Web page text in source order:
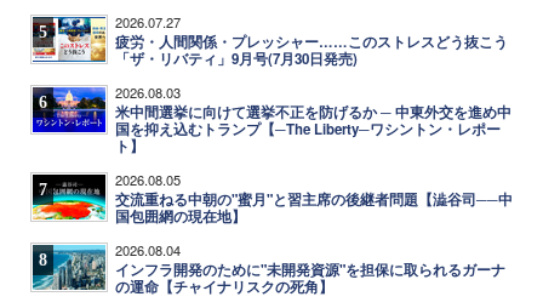
5 2026.07.27
疲労・人間関係・プレッシャー……このストレスどう抜こう
「ザ・リバティ」9月号(7月30日発売)
6 2026.08.03
米中間選挙に向けて選挙不正を防げるか ─ 中東外交を進め中
国を抑え込むトランプ【─The Liberty─ワシントン・レポー
ト】
7 2026.08.05
交流重ねる中朝の"蜜月"と習主席の後継者問題【澁谷司──中
国包囲網の現在地】
8 2026.08.04
インフラ開発のために"未開発資源"を担保に取られるガーナ
の運命【チャイナリスクの死角】